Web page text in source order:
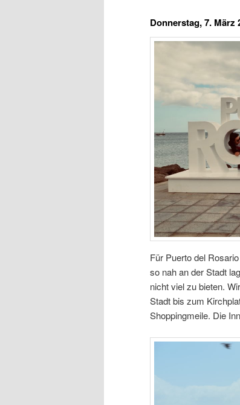
Donnerstag, 7. März
Für Puerto del
so nah an der Stadt
nicht viel zu bieten.
Stadt bis zum
Shoppingmeile. Die